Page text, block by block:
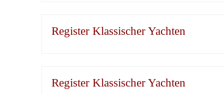
Register Klassischer Yachten
Register Klassischer Yachten